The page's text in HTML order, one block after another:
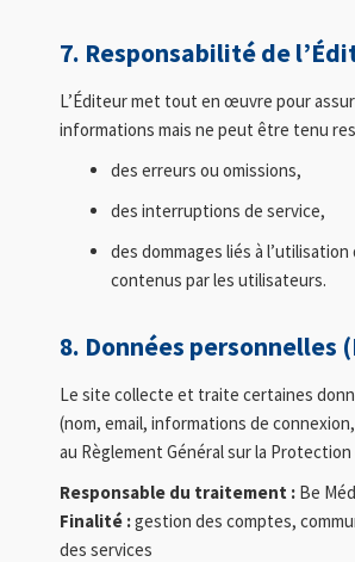
7. Responsabilité de
L’Éditeur met tout en œuvre pour
informations mais ne peut être tenu
des erreurs ou omissions,
des interruptions de service,
des dommages liés à
contenus par les utilisateurs.
8. Données personnelles
Le site collecte et traite certaines
(nom, email, informations de
au Règlement Général sur la Protection
Responsable du traitement : Be
Finalité :gestion des comptes,
des services